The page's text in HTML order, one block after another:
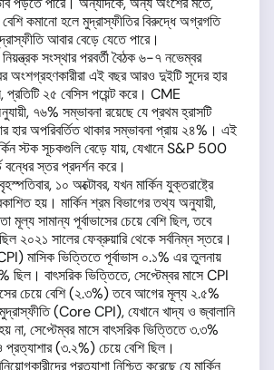
কমানো হলে মুদ্রাস্ফীতির বিরুদ্ধে অগ্রগতি
আবার বেড়ে যেতে পারে।
নিয়ন্ত্রক সংস্থার পরবর্তী বৈঠক ৬-৭ নভেম্বর
অংশগ্রহণকারীরা এই বছর আরও দুইটি সুদের হার
২৫ বেসিস পয়েন্ট করে। CME
৭৬% সম্ভাবনা রয়েছে যে প্রথম হ্রাসটি
হার অপরিবর্তিত থাকার সম্ভাবনা প্রায় ২৪%। এই
স্টক সূচকগুলি বেড়ে যায়, যেখানে S&P 500
বন্ধের স্তর প্রদর্শন করে।
১০ অক্টোবর, যখন মার্কিন যুক্তরাষ্ট্রে
হয়। মার্কিন শ্রম বিভাগের তথ্য অনুযায়ী,
মূল্য সামান্য পূর্বাভাসের চেয়ে বেশি ছিল, তবে
২০২১ সালের ফেব্রুয়ারি থেকে সর্বনিম্ন স্তরে।
মাসিক ভিত্তিতে পূর্বাভাস ০.১% এর তুলনায়
ছিল। বাৎসরিক ভিত্তিতে, সেপ্টেম্বর মাসে CPI
চেয়ে বেশি (২.৩%) তবে আগের মূল্য ২.৫%
(Core CPI), যেখানে খাদ্য ও জ্বালানি
না, সেপ্টেম্বর মাসে বাৎসরিক ভিত্তিতে ৩.৩%
প্রত্যাশার (৩.২%) চেয়ে বেশি ছিল।
প্রত্যাশা নিশ্চিত করেছে যে মার্কিন